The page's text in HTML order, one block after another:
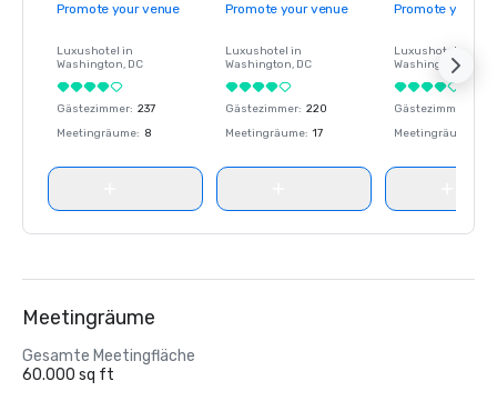
Promote your venue
Luxushotel in
Washington, DC
Gästezimmer: 237
Meetingräume: 8
Promote your venue
Luxushotel in
Washington, DC
Gästezimmer: 220
Meetingräume: 17
Promote your
Luxushotel in
Washington
Gästezimmer
Meetingräume
Meetingräume
Gesamte Meetingfläche
60.000 sq ft